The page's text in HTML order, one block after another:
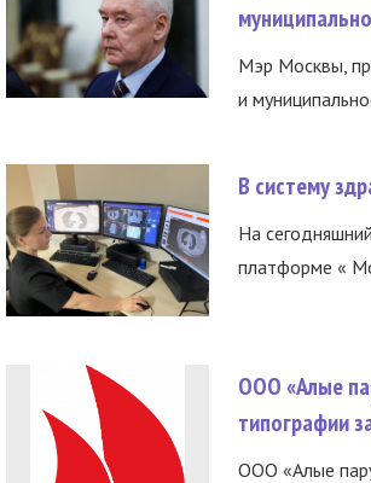
Мэр Москвы,
и
В систему
На
платформе «
ООО «Алые
типографии
ООО «Алые